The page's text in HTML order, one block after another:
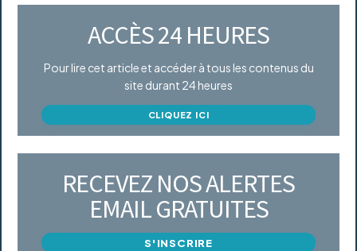
ACCÈS 24 HEURES
Pour lire cet article et accéder à tous les contenus du
site durant 24 heures
CLIQUEZ ICI
RECEVEZ NOS ALERTES
EMAIL GRATUITES
S'INSCRIRE